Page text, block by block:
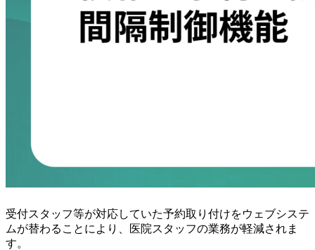
受付スタッフ等が対応していた予約取り付けをウェブシステ
ムが替わることにより、医院スタッフの業務が軽減されま
す。